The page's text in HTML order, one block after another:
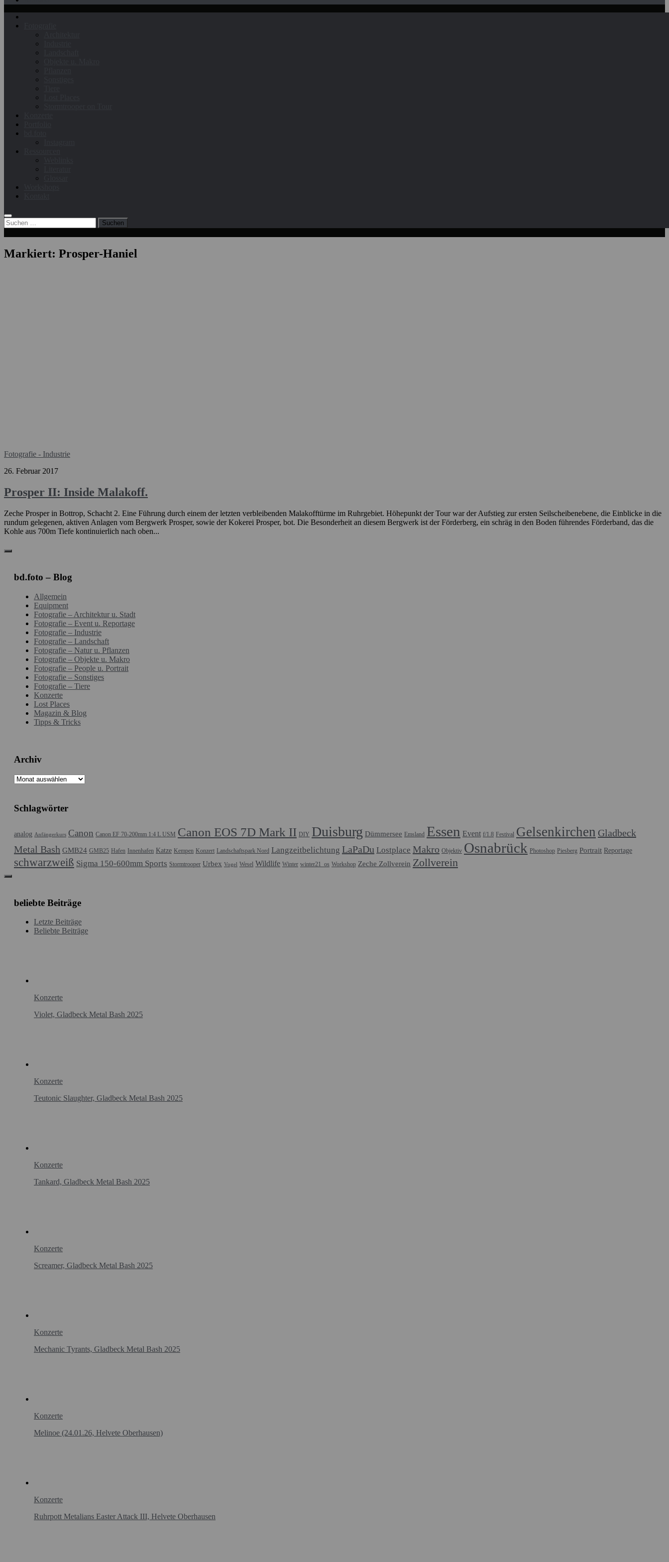
Suchen
nach:
Markiert: Prosper-Haniel
Fotografie - Industrie
26. Februar 2017
Prosper II: Inside Malakoff.
Zeche Prosper in Bottrop, Schacht 2. Eine Führung durch einem der letzten verbleibenden Malakofftürme im Ruhrgebiet. Höhepunkt der Tour war der Aufstieg zur ersten Seilscheibenebene, die Einblicke in die
rundum gelegenen, aktiven Anlagen vom Bergwerk Prosper, sowie der Kokerei Prosper, bot. Die Besonderheit an diesem Bergwerk ist der Förderberg, ein schräg in den Boden führendes Förderband, das die
Kohle aus 700m Tiefe kontinuierlich nach oben...
bd.foto – Blog
Allgemein
Equipment
Fotografie – Architektur u. Stadt
Fotografie – Event u. Reportage
Fotografie – Industrie
Fotografie – Landschaft
Fotografie – Natur u. Pflanzen
Fotografie – Objekte u. Makro
Fotografie – People u. Portrait
Fotografie – Sonstiges
Fotografie – Tiere
Konzerte
Lost Places
Magazin & Blog
Tipps & Tricks
Archiv
Archiv
Schlagwörter
analog Anfängerkurs Canon Canon EF 70-200mm 1:4 L USM Canon EOS 7D Mark II DIY Duisburg Dümmersee Emsland Essen Event f/1.8 Festival Gelsenkirchen Gladbeck
Metal Bash GMB24 GMB25 Hafen Innenhafen Katze Kempen Konzert Landschaftspark Nord Langzeitbelichtung LaPaDu Lostplace Makro Objektiv Osnabrück Photoshop Piesberg Portrait Reportage
schwarzweiß Sigma 150-600mm Sports Stormtrooper Urbex Vogel Wesel Wildlife Winter winter21_os Workshop Zeche Zollverein Zollverein
beliebte Beiträge
Letzte Beiträge
Beliebte Beiträge
Konzerte
Violet, Gladbeck Metal Bash 2025
Konzerte
Teutonic Slaughter, Gladbeck Metal Bash 2025
Konzerte
Tankard, Gladbeck Metal Bash 2025
Konzerte
Screamer, Gladbeck Metal Bash 2025
Konzerte
Mechanic Tyrants, Gladbeck Metal Bash 2025
Konzerte
Melinoe (24.01.26, Helvete Oberhausen)
Konzerte
Ruhrpott Metalians Easter Attack III, Helvete Oberhausen